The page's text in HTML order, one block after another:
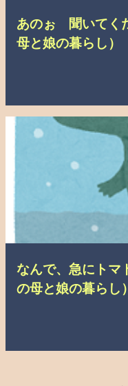
あのぉ 聞いてく
母と娘の暮らし）
なんで、急にトマ
の母と娘の暮らし）